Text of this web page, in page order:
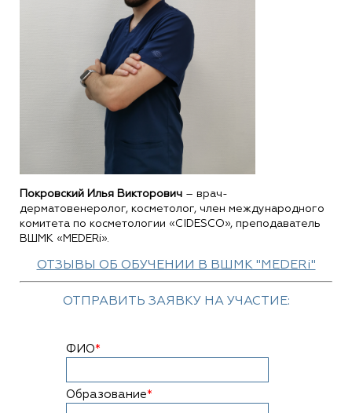
Покровский Илья Викторович – врач-
дерматовенеролог, косметолог, член международного
комитета по косметологии «CIDESCO», преподаватель
ВШМК «MEDERi».
ОТЗЫВЫ ОБ ОБУЧЕНИИ В ВШМК "MEDERi"
ОТПРАВИТЬ ЗАЯВКУ НА УЧАСТИЕ:
ФИО*
Образование*